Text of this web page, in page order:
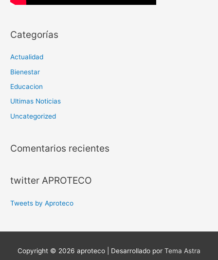
Categorías
Actualidad
Bienestar
Educacion
Ultimas Noticias
Uncategorized
Comentarios recientes
twitter APROTECO
Tweets by Aproteco
Copyright © 2026 aproteco | Desarrollado por Tema Astra